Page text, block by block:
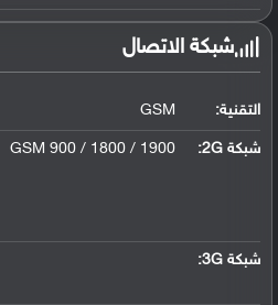
شبكة الاتصال
التقنية: GSM
شبكة 2G: GSM 900 / 1800 / 1900
شبكة 3G :